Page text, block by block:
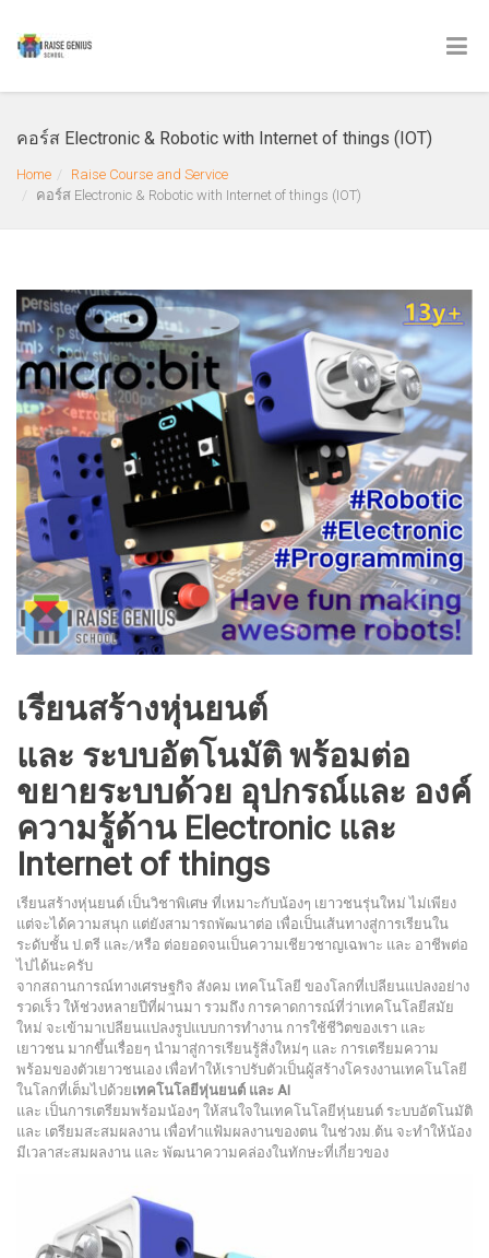
คอร์ส Electronic & Robotic with Internet of things (IOT)
Home
Raise Course and Service
คอร์ส Electronic & Robotic with Internet of things (IOT)
เรียนสร้างหุ่นยนต์
และ ระบบอัตโนมัติ พร้อมต่อ
ขยายระบบด้วย อุปกรณ์และ องค์
ความรู้ด้าน Electronic และ
Internet of things
เรียนสร้างหุ่นยนต์ เป็นวิชาพิเศษ ที่เหมาะกับน้องๆ เยาวชนรุ่นใหม่ ไม่เพียง
แต่จะได้ความสนุก แต่ยังสามารถพัฒนาต่อ เพื่อเป็นเส้นทางสู่การเรียนใน
ระดับชั้น ป.ตรี และ/หรือ ต่อยอดจนเป็นความเชียวชาญเฉพาะ และ อาชีพต่อ
ไปได้นะครับ
จากสถานการณ์ทางเศรษฐกิจ สังคม เทคโนโลยี ของโลกที่เปลียนแปลงอย่าง
รวดเร็ว ให้ช่วงหลายปีที่ผ่านมา รวมถึง การคาดการณ์ที่ว่าเทคโนโลยีสมัย
ใหม่ จะเข้ามาเปลียนแปลงรูปแบบการทำงาน การใช้ชีวิตของเรา และ
เยาวชน มากขึ้นเรื่อยๆ นำมาสู่การเรียนรู้สิ่งใหม่ๆ และ การเตรียมความ
พร้อมของตัวเยาวชนเอง เพื่อทำให้เราปรับตัวเป็นผู้สร้างโครงงานเทคโนโลยี
ในโลกที่เต็มไปด้วยเทคโนโลยีหุ่นยนต์ และ AI
และ เป็นการเตรียมพร้อมน้องๆ ให้สนใจในเทคโนโลยีหุ่นยนต์ ระบบอัตโนมัติ
และ เตรียมสะสมผลงาน เพื่อทำแฟ้มผลงานของตน ในช่วงม.ต้น จะทำให้น้อง
มีเวลาสะสมผลงาน และ พัฒนาความคล่องในทักษะที่เกี่ยวของ